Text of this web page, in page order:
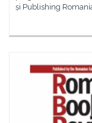
și Publishing